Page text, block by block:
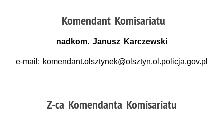
Komendant Komisariatu
nadkom. Janusz Karczewski
e-mail: komendant.olsztynek@olsztyn.ol.policja.gov.pl
Z-ca Komendanta Komisariatu